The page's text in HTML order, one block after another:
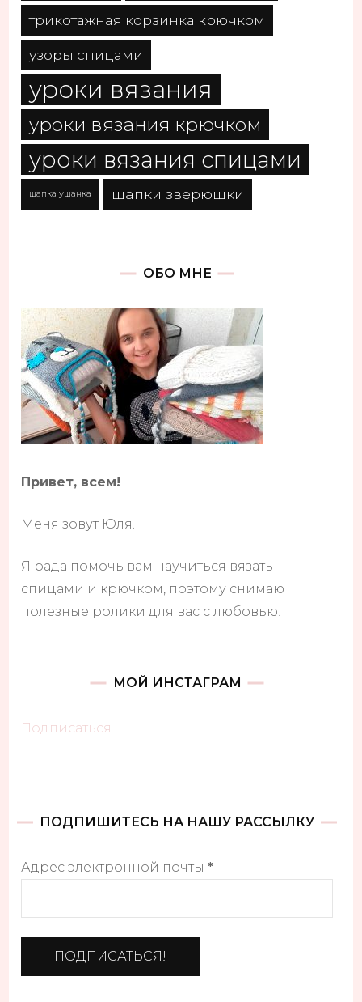
трикотажная корзинка крючком
узоры спицами
уроки вязания
уроки вязания крючком
уроки вязания спицами
шапка ушанка шапки зверюшки
ОБО МНЕ
Привет, всем!
Меня зовут Юля.
Я рада помочь вам научиться вязать
спицами и крючком, поэтому снимаю
полезные ролики для вас с любовью!
МОЙ ИНСТАГРАМ
Подписаться
ПОДПИШИТЕСЬ НА НАШУ РАССЫЛКУ
Адрес электронной почты*